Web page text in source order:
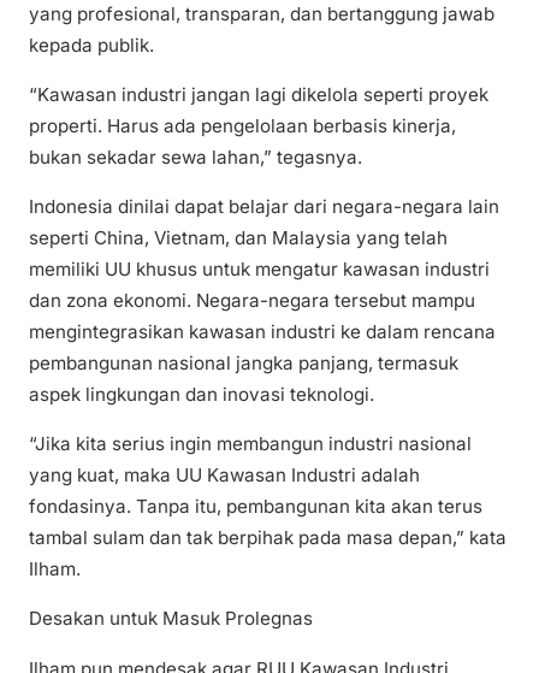
yang profesional, transparan, dan bertanggung jawab
kepada publik.
“Kawasan industri jangan lagi dikelola seperti proyek
properti. Harus ada pengelolaan berbasis kinerja,
bukan sekadar sewa lahan,” tegasnya.
Indonesia dinilai dapat belajar dari negara-negara lain
seperti China, Vietnam, dan Malaysia yang telah
memiliki UU khusus untuk mengatur kawasan industri
dan zona ekonomi. Negara-negara tersebut mampu
mengintegrasikan kawasan industri ke dalam rencana
pembangunan nasional jangka panjang, termasuk
aspek lingkungan dan inovasi teknologi.
“Jika kita serius ingin membangun industri nasional
yang kuat, maka UU Kawasan Industri adalah
fondasinya. Tanpa itu, pembangunan kita akan terus
tambal sulam dan tak berpihak pada masa depan,” kata
Ilham.
Desakan untuk Masuk Prolegnas
Ilham pun mendesak agar RUU Kawasan Industri